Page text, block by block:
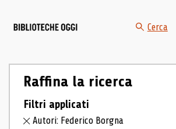
Cerca
Raffina la ricerca
Filtri applicati
Autori: Federico Borgna